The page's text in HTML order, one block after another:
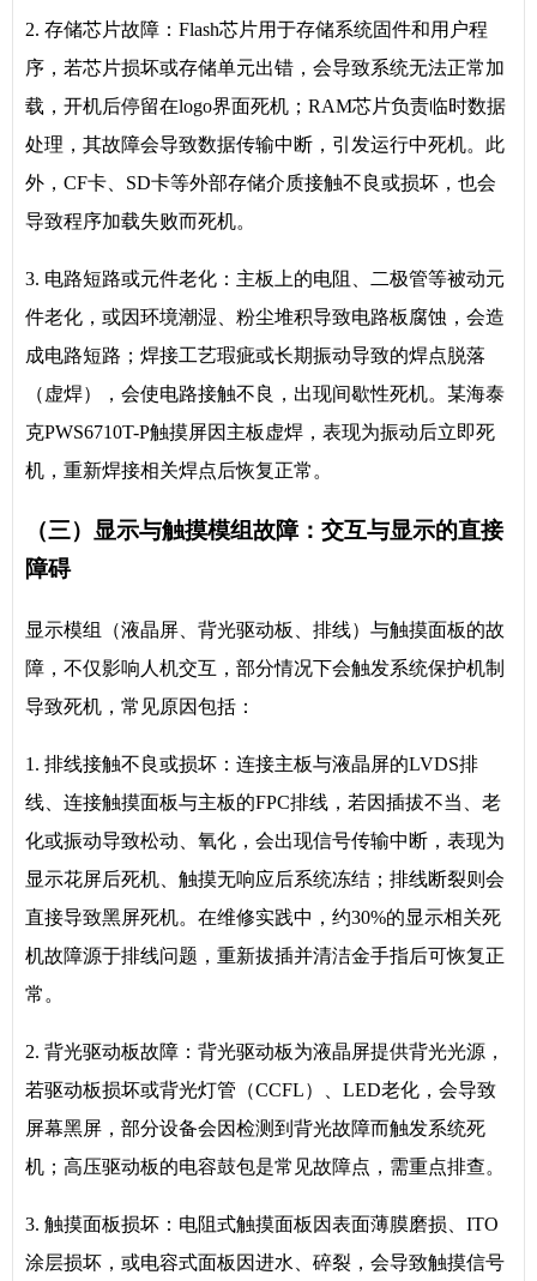
2. 存储芯片故障：Flash芯片用于存储系统固件和用户程
序，若芯片损坏或存储单元出错，会导致系统无法正常加
载，开机后停留在logo界面死机；RAM芯片负责临时数据
处理，其故障会导致数据传输中断，引发运行中死机。此
外，CF卡、SD卡等外部存储介质接触不良或损坏，也会
导致程序加载失败而死机。
3. 电路短路或元件老化：主板上的电阻、二极管等被动元
件老化，或因环境潮湿、粉尘堆积导致电路板腐蚀，会造
成电路短路；焊接工艺瑕疵或长期振动导致的焊点脱落
（虚焊），会使电路接触不良，出现间歇性死机。某海泰
克PWS6710T-P触摸屏因主板虚焊，表现为振动后立即死
机，重新焊接相关焊点后恢复正常。
（三）显示与触摸模组故障：交互与显示的直接
障碍
显示模组（液晶屏、背光驱动板、排线）与触摸面板的故
障，不仅影响人机交互，部分情况下会触发系统保护机制
导致死机，常见原因包括：
1. 排线接触不良或损坏：连接主板与液晶屏的LVDS排
线、连接触摸面板与主板的FPC排线，若因插拔不当、老
化或振动导致松动、氧化，会出现信号传输中断，表现为
显示花屏后死机、触摸无响应后系统冻结；排线断裂则会
直接导致黑屏死机。在维修实践中，约30%的显示相关死
机故障源于排线问题，重新拔插并清洁金手指后可恢复正
常。
2. 背光驱动板故障：背光驱动板为液晶屏提供背光光源，
若驱动板损坏或背光灯管（CCFL）、LED老化，会导致
屏幕黑屏，部分设备会因检测到背光故障而触发系统死
机；高压驱动板的电容鼓包是常见故障点，需重点排查。
3. 触摸面板损坏：电阻式触摸面板因表面薄膜磨损、ITO
涂层损坏，或电容式面板因进水、碎裂，会导致触摸信号